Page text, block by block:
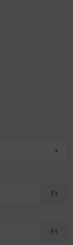
Ft
Ft